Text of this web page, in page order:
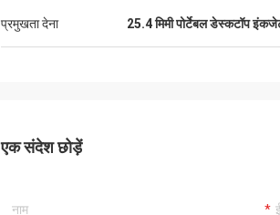
प्रमुखता देना 25.4 मिमी पोर्टेबल डेस्कटॉप
एक संदेश छोड़ें